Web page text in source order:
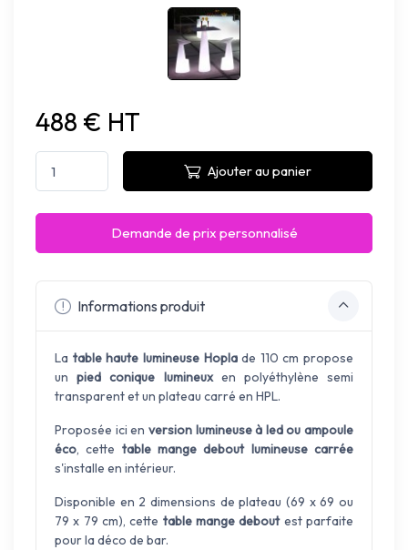
488 € HT
Ajouter au panier
Demande de prix personnalisé
Informations produit
La table haute lumineuse Hoplade 110 cm propose
unpied conique lumineuxen polyéthylène semi
transparent et un plateau carré en HPL.
Proposée ici en version lumineuse à led ou ampoule
éco, cette table mange debout lumineuse carrée
s'installe en intérieur.
Disponible en 2 dimensions de plateau (69 x 69 ou
79 x 79 cm), cette table mange deboutest parfaite
pour la déco de bar.